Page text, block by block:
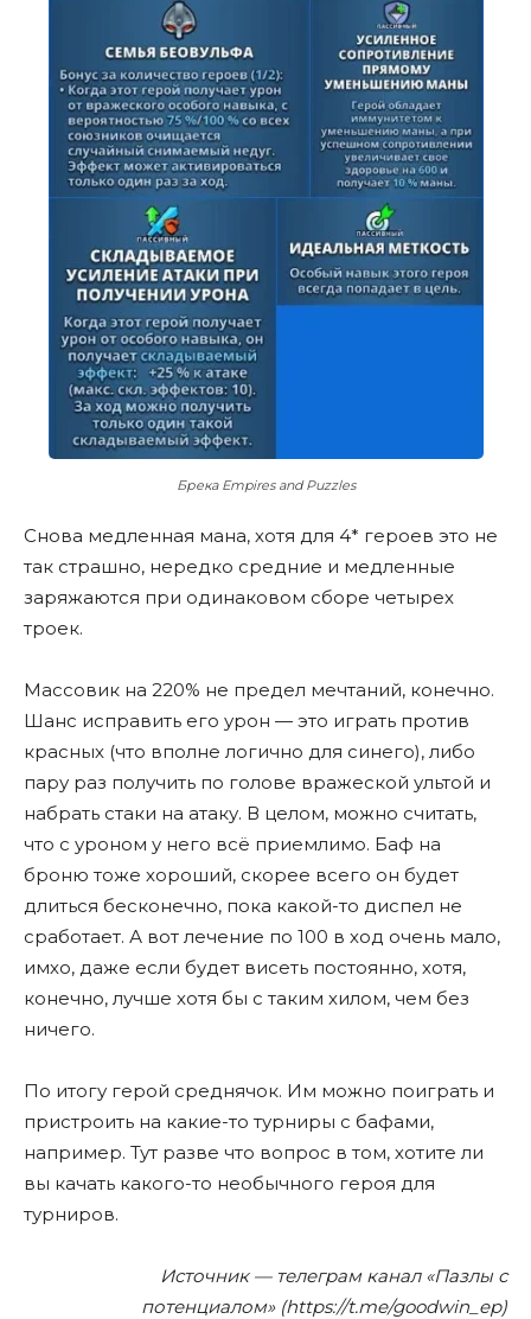
Брека Empires and Puzzles
Снова медленная мана, хотя для 4* героев это не
так страшно, нередко средние и медленные
заряжаются при одинаковом сборе четырех
троек.
Массовик на 220% не предел мечтаний, конечно.
Шанс исправить его урон — это играть против
красных (что вполне логично для синего), либо
пару раз получить по голове вражеской ультой и
набрать стаки на атаку. В целом, можно считать,
что с уроном у него всё приемлимо. Баф на
броню тоже хороший, скорее всего он будет
длиться бесконечно, пока какой-то диспел не
сработает. А вот лечение по 100 в ход очень мало,
имхо, даже если будет висеть постоянно, хотя,
конечно, лучше хотя бы с таким хилом, чем без
ничего.
По итогу герой среднячок. Им можно поиграть и
пристроить на какие-то турниры с бафами,
например. Тут разве что вопрос в том, хотите ли
вы качать какого-то необычного героя для
турниров.
Источник — телеграм канал «Пазлы с
потенциалом» (https://t.me/goodwin_ep)